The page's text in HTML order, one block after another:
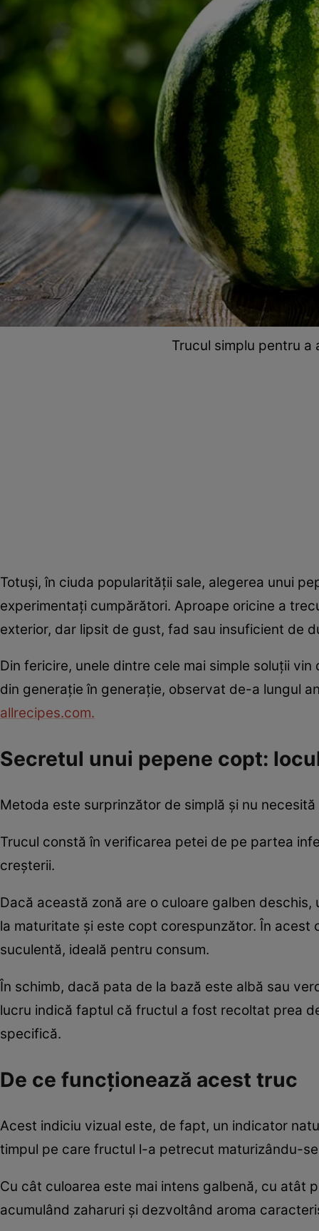
Trucul simplu pentru
Totuși, în ciuda popularității sale, alegerea unui
experimentați cumpărători. Aproape oricine a
exterior, dar lipsit de gust, fad sau insuficient de
Din fericire, unele dintre cele mai simple soluții
din generație în generație, observat de-a lungul
allrecipes.com.
Secretul unui pepene copt:
Metoda este surprinzător de simplă și nu
Trucul constă în verificarea petei de pe partea
creșterii.
Dacă această zonă are o culoare galben
la maturitate și este copt corespunzător. În
suculentă, ideală pentru consum.
În schimb, dacă pata de la bază este albă sau
lucru indică faptul că fructul a fost recoltat prea
specifică.
De ce funcționează acest truc
Acest indiciu vizual este, de fapt, un indicator
timpul pe care fructul l-a petrecut maturizându-
Cu cât culoarea este mai intens galbenă, cu atât
acumulând zaharuri și dezvoltând aroma